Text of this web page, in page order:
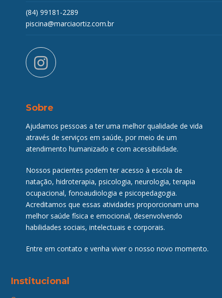
(84) 99181-2289
piscina@marciaortiz.com.br
instagram
Sobre
Ajudamos pessoas a ter uma melhor qualidade de vida
através de serviços em saúde, por meio de um
atendimento humanizado e com acessibilidade.
Nossos pacientes podem ter acesso à escola de
natação, hidroterapia, psicologia, neurologia, terapia
ocupacional, fonoaudiologia e psicopedagogia.
Acreditamos que essas atividades proporcionam uma
melhor saúde física e emocional, desenvolvendo
habilidades sociais, intelectuais e corporais.
Entre em contato e venha viver o nosso novo momento.
Institucional